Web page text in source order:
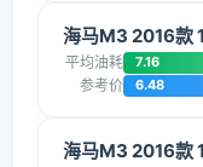
海马M3 2016款
平均油耗 7.16
参考价 6.48
海马M3 2016款